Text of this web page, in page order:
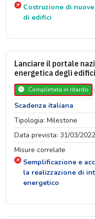
Costruzione di
di edifici
Lanciare il portale
energetica degli edifici
Completata in ritardo
Scadenza italiana
Tipologia: Milestone
Data prevista: 31/03/2022
Misure correlate
Semplificazione e
la realizzazione di
energetico